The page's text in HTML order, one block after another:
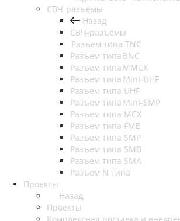
СВЧ-разъёмы
Назад
СВЧ-разъёмы
Разъем типа TNC
Разъем типа BNC
Разъем типа MMCX
Разъем типа Mini-UHF
Разъем типа UHF
Разъем типа Mini-SMP
Разъем типа MCX
Разъем типа FME
Разъем типа SMP
Разъем типа SMB
Разъем типа SMA
Разъем N типа
Проекты
Назад
Проекты